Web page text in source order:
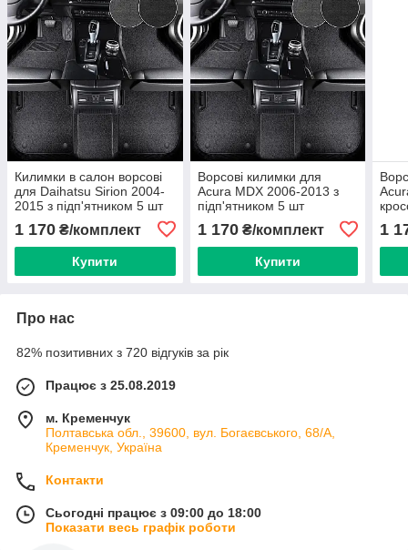
Килимки в салон ворсові
для Daihatsu Sirion 2004-
2015 з підп'ятником 5 шт
1 170 ₴/комплект
Купити
Ворсові килимки для
Acura MDX 2006-2013 з
підп'ятником 5 шт
1 170₴/комплект
Купити
1
Про нас
82% позитивних з 720 відгуків за рік
Працює з 25.08.2019
м. Кременчук
Полтавська обл., 39600, вул. Богаєвського, 68/А,
Кременчук, Україна
Контакти
Сьогодні працює з 09:00 до 18:00
Показати весь графік роботи